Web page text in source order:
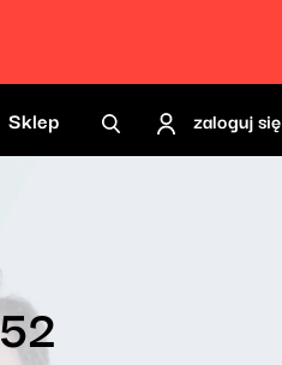
Sklep zaloguj się